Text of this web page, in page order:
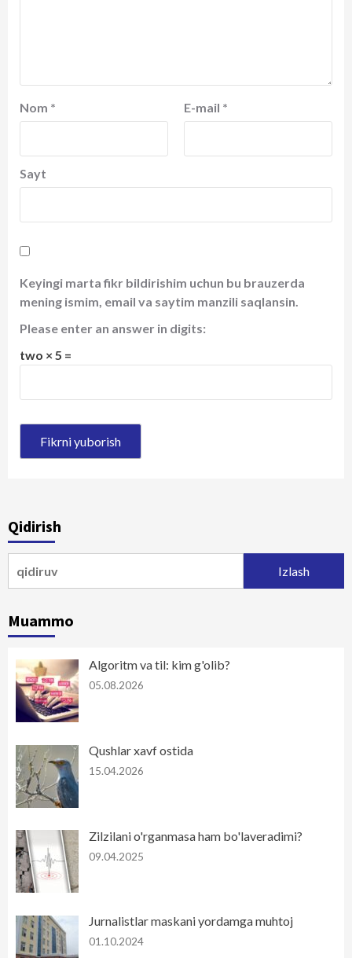
Nom * E-mail *
Sayt
Keyingi marta fikr bildirishim uchun bu brauzerda
mening ismim, email va saytim manzili saqlansin.
Please enter an answer in digits:
two × 5 =
Qidirish
Muammo
Algoritm va til: kim g'olib?
05.08.2026
Qushlar xavf ostida
15.04.2026
Zilzilani o'rganmasa ham bo'laveradimi?
09.04.2025
Jurnalistlar maskani yordamga muhtoj
01.10.2024